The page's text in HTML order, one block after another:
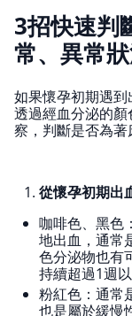
3招快速判
常、異常
如果懷孕初期遇
透過經血分泌的
察，判斷是否為著
從懷孕初期出
咖啡色、黑色
地出血，通常
色分泌物也有
持續超過1週
粉紅色：通常
也是屬於緩慢